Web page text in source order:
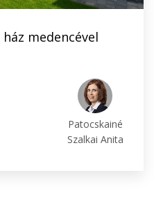
medencével
Patocskainé
Szalkai Anita